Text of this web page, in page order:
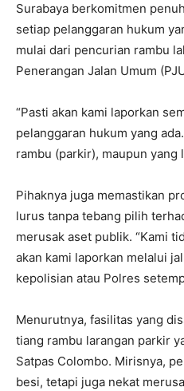
Surabaya berkomitmen
setiap pelanggaran hukum
mulai dari pencurian rambu
Penerangan Jalan Umum
“Pasti akan kami laporkan
pelanggaran hukum yang
rambu (parkir), maupun yang
Pihaknya juga memastikan
lurus tanpa tebang pilih
merusak aset publik. “Kami
akan kami laporkan melalui
kepolisian atau Polres
Menurutnya, fasilitas yang
tiang rambu larangan parkir
Satpas Colombo. Mirisnya,
besi, tetapi juga nekat